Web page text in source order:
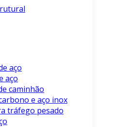
aço
aço
caminhão
e aço inox
tráfego pesado